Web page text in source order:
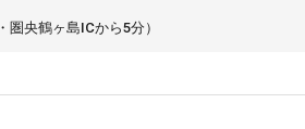
央鶴ヶ島ICから5分）